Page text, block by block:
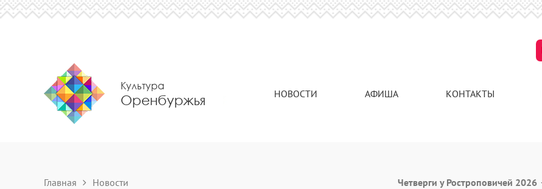
Культура
Оренбуржья НОВОСТИ АФИША КОНТАКТЫ
Главная Новости Четверги у Ростроповичей 2026